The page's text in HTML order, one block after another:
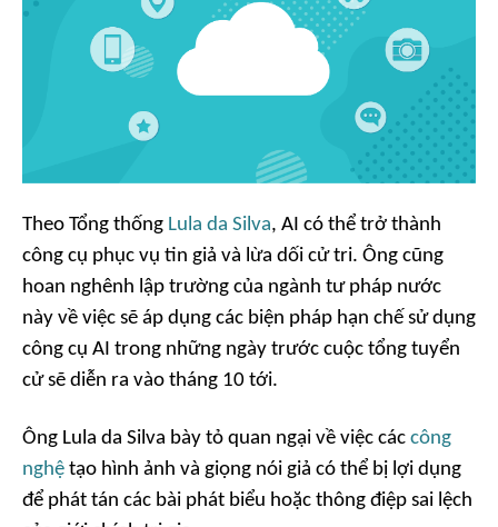
Theo Tổng thống Lula da Silva, AI có thể trở thành
công cụ phục vụ tin giả và lừa dối cử tri. Ông cũng
hoan nghênh lập trường của ngành tư pháp nước
này về việc sẽ áp dụng các biện pháp hạn chế sử dụng
công cụ AI trong những ngày trước cuộc tổng tuyển
cử sẽ diễn ra vào tháng 10 tới.
Ông Lula da Silva bày tỏ quan ngại về việc các công
nghệ tạo hình ảnh và giọng nói giả có thể bị lợi dụng
để phát tán các bài phát biểu hoặc thông điệp sai lệch